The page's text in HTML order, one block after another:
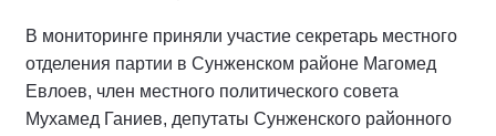
В мониторинге приняли участие секретарь местного
отделения партии в Сунженском районе Магомед
Евлоев, член местного политического совета
Мухамед Ганиев, депутаты Сунженского районного